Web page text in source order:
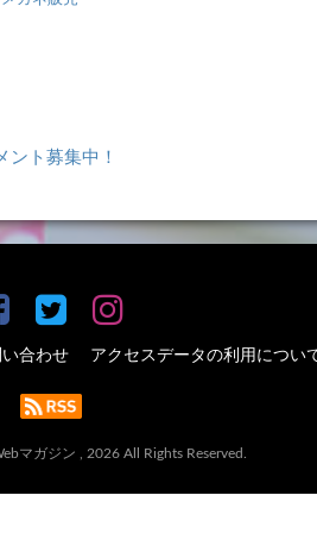
ント募集中！
い合わせ アクセスデータの利用につい
マガジン , 2026 All Rights Reserved.